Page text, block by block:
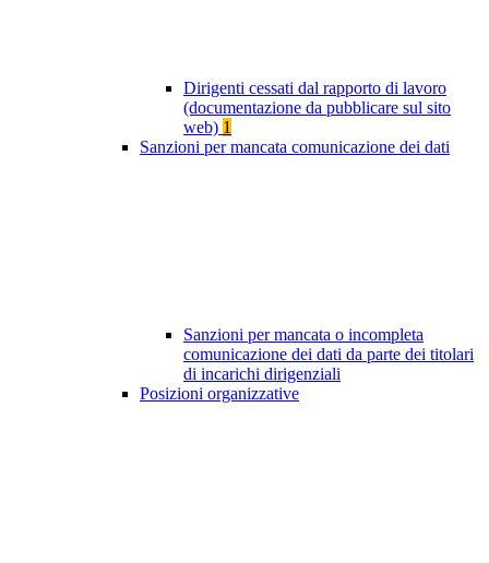
Dirigenti cessati dal rapporto di lavoro
(documentazione da pubblicare sul sito
web) 1
Sanzioni per mancata comunicazione dei dati
Sanzioni per mancata o incompleta
comunicazione dei dati da parte dei titolari
di incarichi dirigenziali
Posizioni organizzative